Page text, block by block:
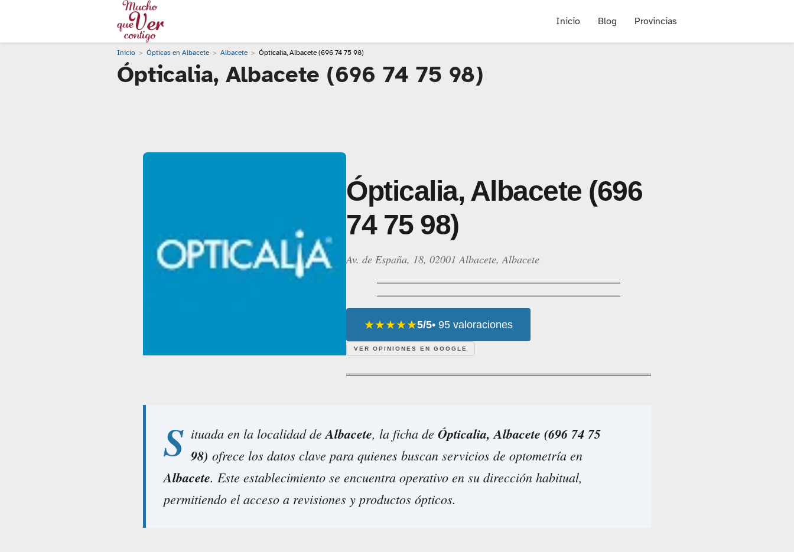
Inicio Blog Provincias
Inicio Ópticas en Albacete Albacete Ópticalia, Albacete (696 74 75 98)
Ópticalia, Albacete (696 74 75 98)
Ópticalia, Albacete (696
74 75 98)
Av. de España, 18, 02001 Albacete, Albacete
★★★★★5/5• 95 valoraciones
VER OPINIONES EN GOOGLE
S ituada en la localidad deAlbacete, la ficha de Ópticalia, Albacete (696 74 75
98) ofrece los datos clave para quienes buscan servicios de optometría en
Albacete. Este establecimiento se encuentra operativo en su dirección habitual,
permitiendo el acceso a revisiones y productos ópticos.